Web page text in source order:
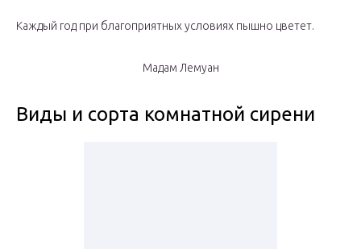
Каждый год при благоприятных условиях пышно цветет.
Мадам Лемуан
Виды и сорта комнатной сирени